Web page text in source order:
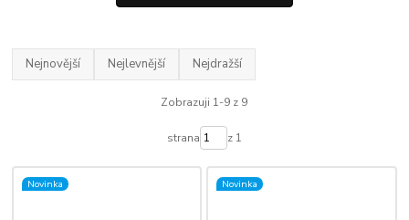
Nejnovější Nejlevnější Nejdražší
Zobrazuji 1-9 z 9
strana z 1
Novinka Novinka